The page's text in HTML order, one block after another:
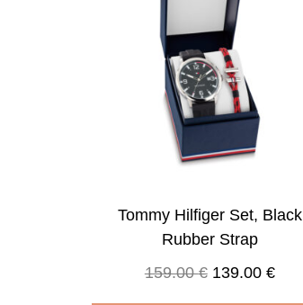
Tommy Hilfiger Set, Black
Rubber Strap
159.00€ 139.00 €